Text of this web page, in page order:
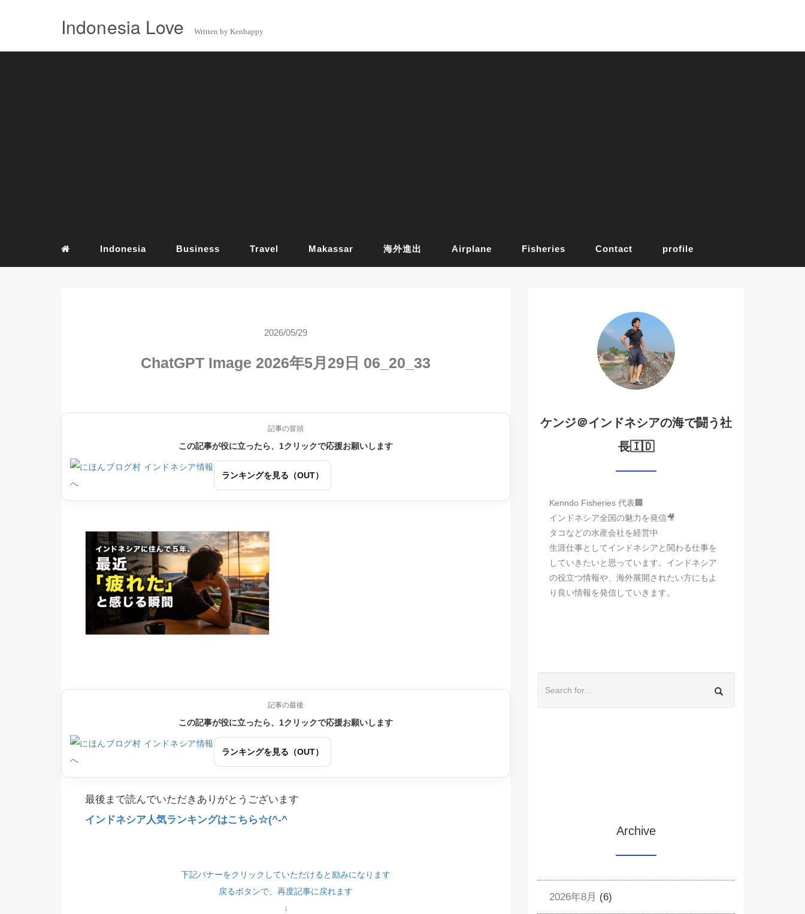
Indonesia Love Written by Kenhappy
Indonesia Business Travel Makassar 海外進出 Airplane Fisheries Contact profile
2026/05/29
ChatGPT Image 2026年5月29日 06_20_33
記事の冒頭
この記事が役に立ったら、1クリックで応援お願いします
ランキングを見る（OUT）
記事の最後
この記事が役に立ったら、1クリックで応援お願いします
ランキングを見る（OUT）
最後まで読んでいただきありがとうございます
インドネシア人気ランキングはこちら☆(^-^
下記バナーをクリックしていただけると励みになります
戻るボタンで、再度記事に戻れます
↓
ケンジ＠インドネシアの海で闘う社
長🇮🇩
Kenndo Fisheries 代表🏢
インドネシア全国の魅力を発信🎥
タコなどの水産会社を経営中
生涯仕事としてインドネシアと関わる仕事を
していきたいと思っています。インドネシア
の役立つ情報や、海外展開されたい方にもよ
り良い情報を発信していきます。
Archive
2026年8月 (6)